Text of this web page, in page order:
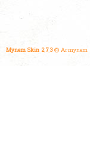
Mynem Skin 2.7.3© Armynem